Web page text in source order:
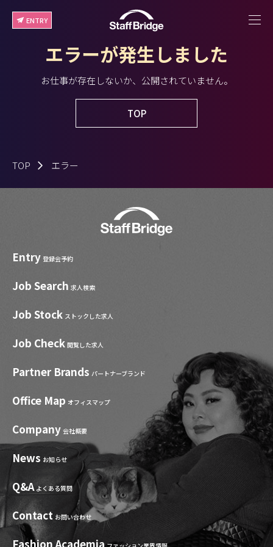
ENTRY
エラーが発生しました
お仕事が存在しないか、公開されていません。
TOP
TOP エラー
Entry 登録会予約
Job Search 求人検索
Job Stock ストックした求人
Job Check 閲覧した求人
Partner Brands パートナーブランド
Office Map オフィスマップ
Company 会社概要
News お知らせ
Q&A よくある質問
Contact お問い合わせ
Fashion Academia